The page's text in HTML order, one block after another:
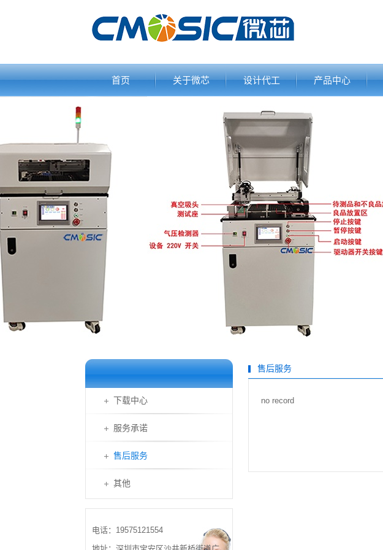
首页 关于微芯 设计代工 产品中心
下载中心
服务承诺
售后服务
其他
电话：19575121554
售后服务
no record